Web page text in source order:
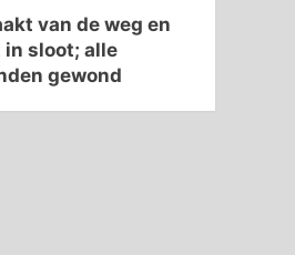
van de weg en
sloot; alle
gewond